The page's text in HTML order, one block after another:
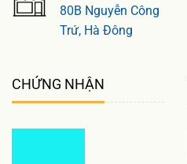
80B Nguyễn Công
Trứ, Hà Đông
CHỨNG NHẬN